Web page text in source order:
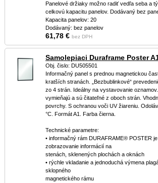
Panelové držiaky možno radiť vedľa seba a
celkovú kapacitu panelov. Dodávaný bez
Kapacita panelov: 20
Dodávaný: bez panelov
61,78 € bez DPH
Samolepiaci Duraframe Poster
Obj. čislo: DU505501
Informačný panel s prednou magnetickou
kratších stranách. „Bezbublinkové“
zo 4 strán. Ideálny na vystavovanie
vymieňajú a sú čitateľné z oboch strán.
povrchy. S ochranou voči UV žiareniu.
°C. Formát A1. Farba čierna.
Technické parametre:
• informačný rám DURAFRAME® POSTER
zobrazovanie informácií na
stenách, sklenených plochách a oknách
• rýchle vkladanie a jednoduchá výmena
sklopného
magnetického rámu